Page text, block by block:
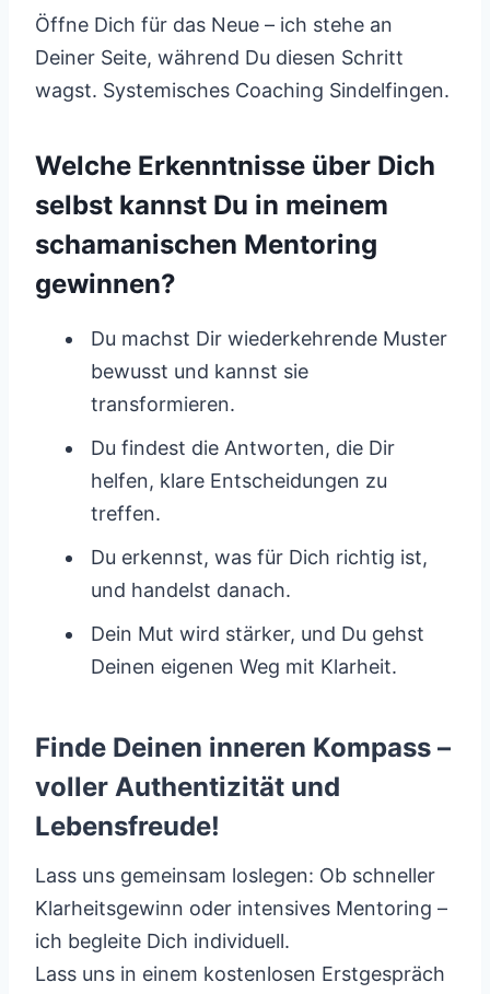
Öffne Dich für das Neue – ich stehe an
Deiner Seite, während Du diesen Schritt
wagst. Systemisches Coaching Sindelfingen.
Welche Erkenntnisse über Dich
selbst kannst Du in meinem
schamanischen Mentoring
gewinnen?
Du machst Dir wiederkehrende Muster
bewusst und kannst sie
transformieren.
Du findest die Antworten, die Dir
helfen, klare Entscheidungen zu
treffen.
Du erkennst, was für Dich richtig ist,
und handelst danach.
Dein Mut wird stärker, und Du gehst
Deinen eigenen Weg mit Klarheit.
Finde Deinen inneren Kompass –
voller Authentizität und
Lebensfreude!
Lass uns gemeinsam loslegen: Ob schneller
Klarheitsgewinn oder intensives Mentoring –
ich begleite Dich individuell.
Lass uns in einem kostenlosen Erstgespräch